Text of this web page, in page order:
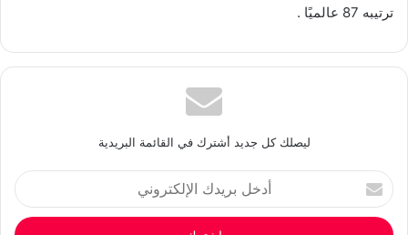
ترتيبه 87 عالميًا .
ليصلك كل جديد أشترك في القائمة البريدية
أدخل
بريدك
الإلكتروني